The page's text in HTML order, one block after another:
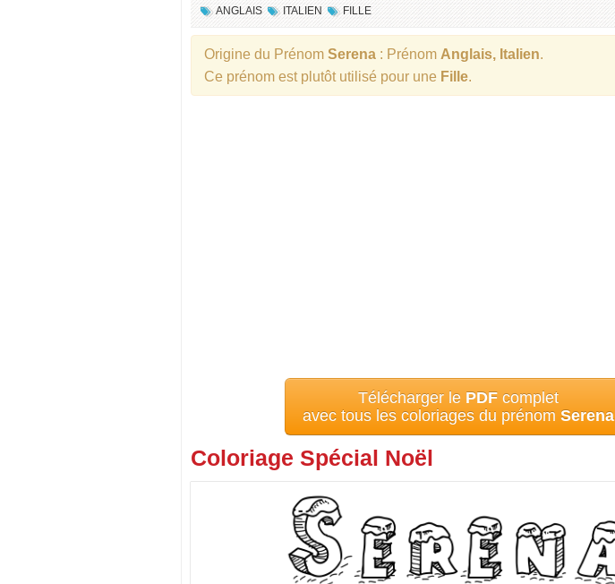
ANGLAIS ITALIEN FILLE
Origine du Prénom Serena : Prénom Anglais, Italien.
Ce prénom est plutôt utilisé pour une Fille.
Télécharger le PDF complet
avec tous les coloriages du prénom Serena
Coloriage Spécial Noël